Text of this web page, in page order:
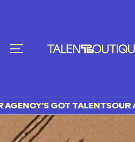
GOT TALENTSOUR